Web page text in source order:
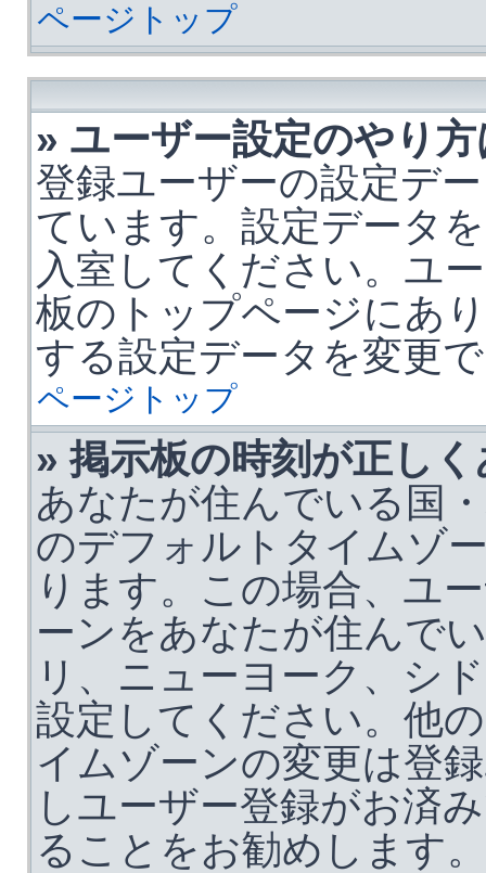
ページトップ
» ユーザー設定のやり
登録ユーザーの設定デ
ています。設定データ
入室してください。ユ
板のトップページにあ
する設定データを変更
ページトップ
» 掲示板の時刻が正し
あなたが住んでいる国
のデフォルトタイムゾ
ります。この場合、ユ
ーンをあなたが住んで
リ、ニューヨーク、シ
設定してください。他
イムゾーンの変更は登
しユーザー登録がお済
ることをお勧めします。